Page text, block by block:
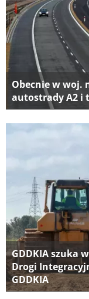
Obecnie w woj.
autostrady A2 i
GDDKIA szuka
Drogi
GDDKIA